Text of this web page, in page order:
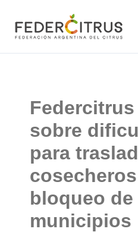
contenido
sobre
para
bloqueo de
municipios